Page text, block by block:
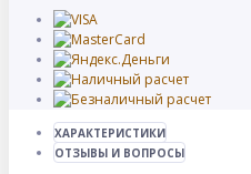
ХАРАКТЕРИСТИКИ
ОТЗЫВЫ И ВОПРОСЫ